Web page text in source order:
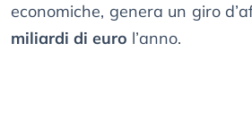
economiche, genera un giro
miliardi di euro l’anno.